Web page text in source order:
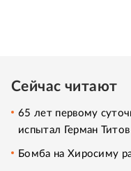
Сейчас читают
65 лет первому
испытал Герман
Бомба на Хиросиму